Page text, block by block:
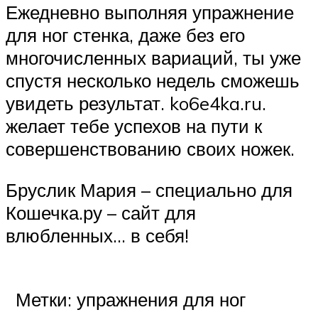
Ежедневно выполняя упражнение
для ног стенка, даже без его
многочисленных вариаций, ты уже
спустя несколько недель сможешь
увидеть результат. ko6e4ka.ru.
желает тебе успехов на пути к
совершенствованию своих ножек.
Бруслик Мария – специально для
Кошечка.ру – сайт для
влюбленных… в себя!
Метки: упражнения для ног